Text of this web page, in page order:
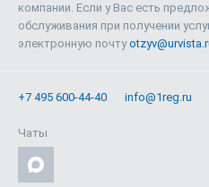
компании. Если у Вас есть
обслуживания при получении
электронную почту
+7 495 600-44-40 info@1reg.ru
Чаты